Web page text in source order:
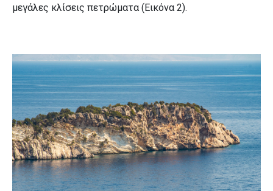
μεγάλες κλίσεις πετρώματα (Εικόνα 2).